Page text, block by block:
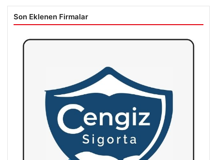
Son Eklenen Firmalar